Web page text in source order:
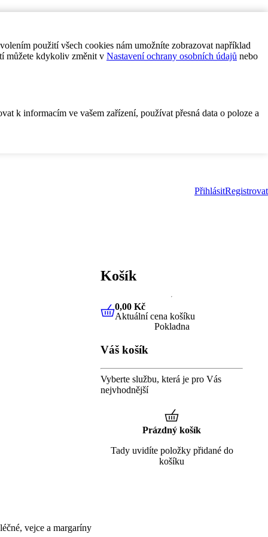
použití všech cookies nám umožníte zobrazovat například
můžete kdykoliv změnit v Nastavení ochrany osobních údajů nebo
k informacím ve vašem zařízení, používat přesná data o poloze a
PřihlásitRegistrovat
vejce a margaríny
Košík
0,00 KčAktuální cena košíku
0,00 Kč
Aktuální cena košíku
Pokladna
Váš košík
Vyberte službu, která je pro Vás
nejvhodnější
Prázdný košík
Tady uvidíte položky přidané do
košíku